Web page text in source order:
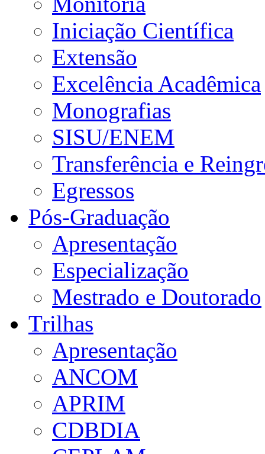
Iniciação Científica
Extensão
Excelência Acadêmica
Monografias
SISU/ENEM
Transferência e
Egressos
Pós-Graduação
Apresentação
Especialização
Mestrado e Doutorado
Trilhas
Apresentação
ANCOM
APRIM
CDBDIA